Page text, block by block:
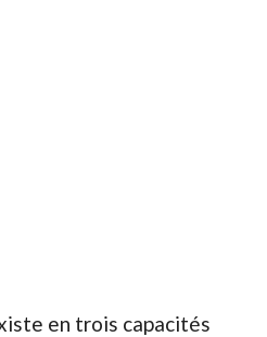
en trois capacités